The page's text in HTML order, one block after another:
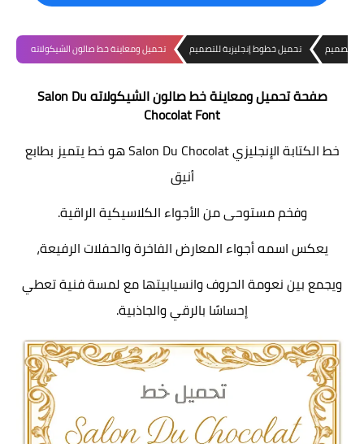
تصميم تحميل خطوط إنجليزية للتصميم تحميل ومعاينة خط صالون الشيكولاته
صفحة تحميل ومعاينة خط صالون الشيكولاته Salon Du
Chocolat Font
خط الكتابة الإنجليزي Salon Du Chocolat هو خط يتميز بطابع
أنيق
وفخم مستوحى من الأجواء الكلاسيكية الراقية.
يعكس اسمه أجواء المعارض الفاخرة والحفلات الرفيعة،
ويجمع بين نعومة الحروف وانسيابيتها مع لمسة فنية تعطي
إحساسًا بالرقي والجاذبية.